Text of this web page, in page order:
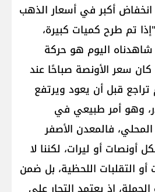
أكبر في أسعار الذهب
تم طرح كميات كبيرة،
اليوم هو حركة
سعر الأونصة صباحًا عند
ثم تراجع قبل أن يعود ويرتفع
4800 دولار، وهو أمر طبيعي في
فالمعدن الأصفر
أو ليرات، لكننا لا
أو التقلبات اللحظية، بل ضمن